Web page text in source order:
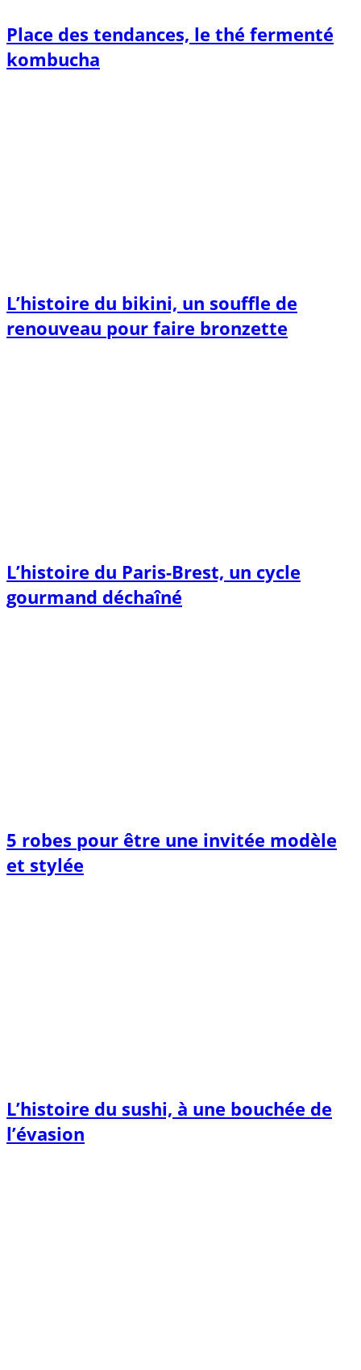
Place des tendances, le thé fermenté
kombucha
L’histoire du bikini, un souffle de
renouveau pour faire bronzette
L’histoire du Paris-Brest, un cycle
gourmand déchaîné
5 robes pour être une invitée modèle
et stylée
L’histoire du sushi, à une bouchée de
l’évasion